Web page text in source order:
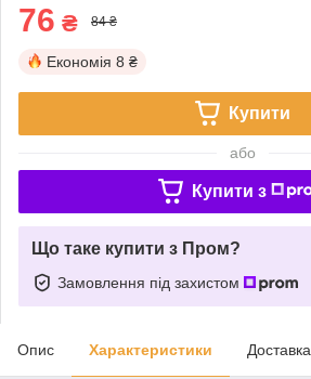
76 ₴ 84 ₴
Економія 8 ₴
Купити
або
Купити з
Що таке купити з Пром?
Замовлення під захистом
Опис Характеристики Доставка